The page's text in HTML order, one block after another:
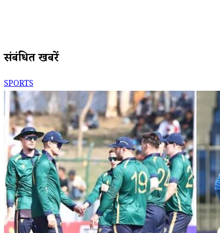
संबंधित खबरें
SPORTS